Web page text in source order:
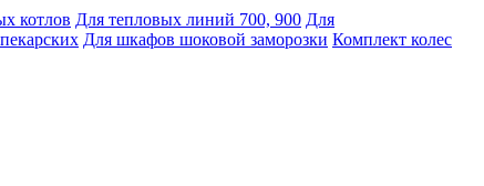
котлов Для тепловых линий 700, 900 Для
Для шкафов шоковой заморозки Комплект колес